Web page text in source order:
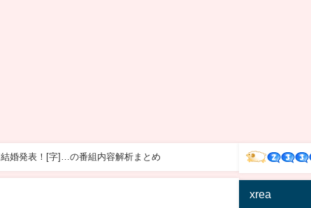
婚発表！[字]…の番組内容解析まとめ
xrea